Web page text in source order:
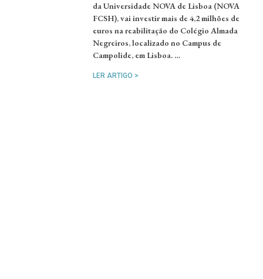
da Universidade NOVA de Lisboa (NOVA
FCSH), vai investir mais de 4,2 milhões de
euros na reabilitação do Colégio Almada
Negreiros, localizado no Campus de
Campolide, em Lisboa. …
LER ARTIGO >